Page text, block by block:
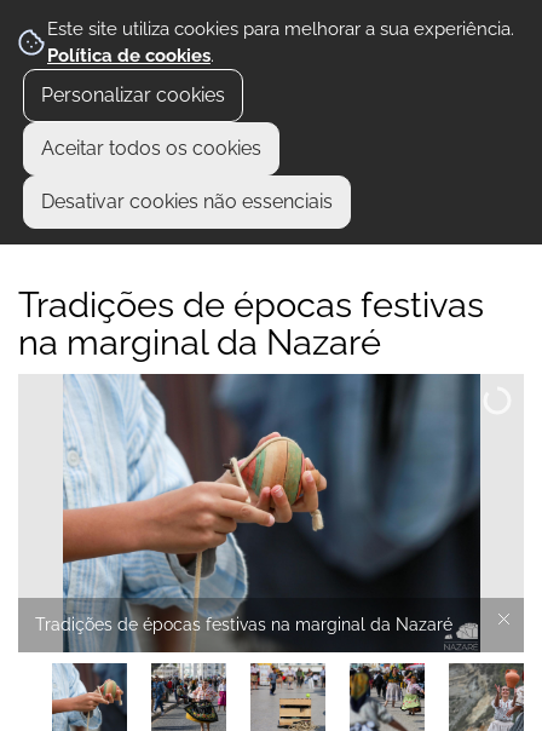
Este site utiliza cookies para melhorar a sua experiência.
Política de cookies.
Personalizar cookies
Aceitar todos os cookies
Desativar cookies não essenciais
Tradições de épocas festivas
na marginal da Nazaré
Tradições de épocas festivas na marginal da Nazaré